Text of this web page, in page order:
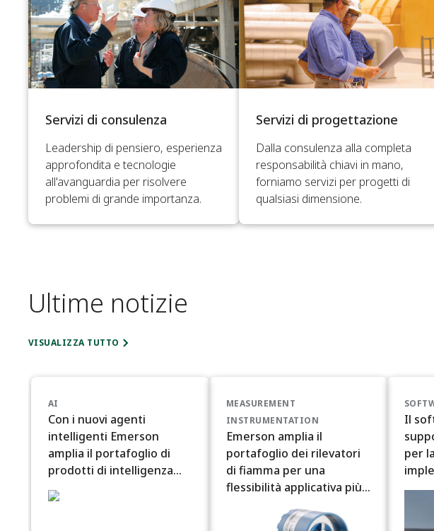
Servizi di consulenza
Leadership di pensiero, esperienza
approfondita e tecnologie
all'avanguardia per risolvere
problemi di grande importanza.
Servizi di progettazione
Dalla consulenza alla completa
responsabilità chiavi in mano,
forniamo servizi per progetti di
qualsiasi dimensione.
Ultime notizie
VISUALIZZA TUTTO
AI
Con i nuovi agenti
intelligenti Emerson
amplia il portafoglio di
prodotti di intelligenza
artificiale Ovation
MEASUREMENT
INSTRUMENTATION
Emerson amplia il
portafoglio dei rilevatori
di fiamma per una
flessibilità applicativa più
Il
per